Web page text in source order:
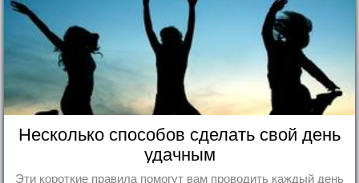
Несколько способов сделать свой день
удачным
Эти короткие правила помогут вам проводить каждый день